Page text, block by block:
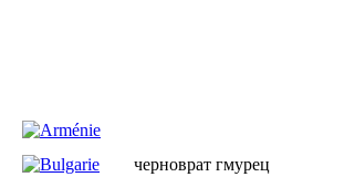
черноврат гмурец